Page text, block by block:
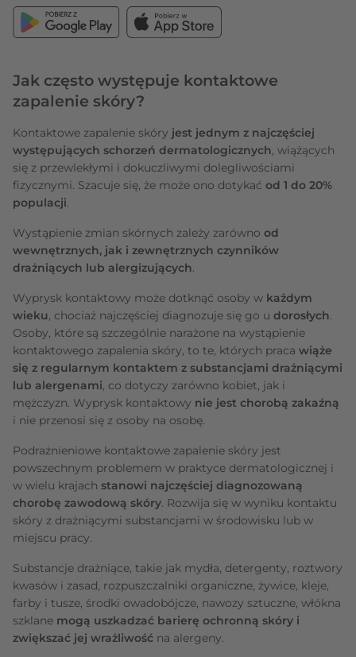
Jak często występuje kontaktowe
zapalenie skóry?
Kontaktowe zapalenie skóry jest jednym z najczęściej
występujących schorzeń dermatologicznych, wiążących
się z przewlekłymi i dokuczliwymi dolegliwościami
fizycznymi. Szacuje się, że może ono dotykać od 1 do 20%
populacji.
Wystąpienie zmian skórnych zależy zarówno od
wewnętrznych, jak i zewnętrznych czynników
drażniących lub alergizujących.
Wyprysk kontaktowy może dotknąć osoby w każdym
wieku, chociaż najczęściej diagnozuje się go u dorosłych.
Osoby, które są szczególnie narażone na wystąpienie
kontaktowego zapalenia skóry, to te, których praca wiąże
się z regularnym kontaktem z substancjami drażniącymi
lub alergenami, co dotyczy zarówno kobiet, jak i
mężczyzn. Wyprysk kontaktowy nie jest chorobą zakaźną
i nie przenosi się z osoby na osobę.
Podrażnieniowe kontaktowe zapalenie skóry jest
powszechnym problemem w praktyce dermatologicznej i
w wielu krajach stanowi najczęściej diagnozowaną
chorobę zawodową skóry. Rozwija się w wyniku kontaktu
skóry z drażniącymi substancjami w środowisku lub w
miejscu pracy.
Substancje drażniące, takie jak mydła, detergenty, roztwory
kwasów i zasad, rozpuszczalniki organiczne, żywice, kleje,
farby i tusze, środki owadobójcze, nawozy sztuczne, włókna
szklane mogą uszkadzać barierę ochronną skóry i
zwiększać jej wrażliwość na alergeny.